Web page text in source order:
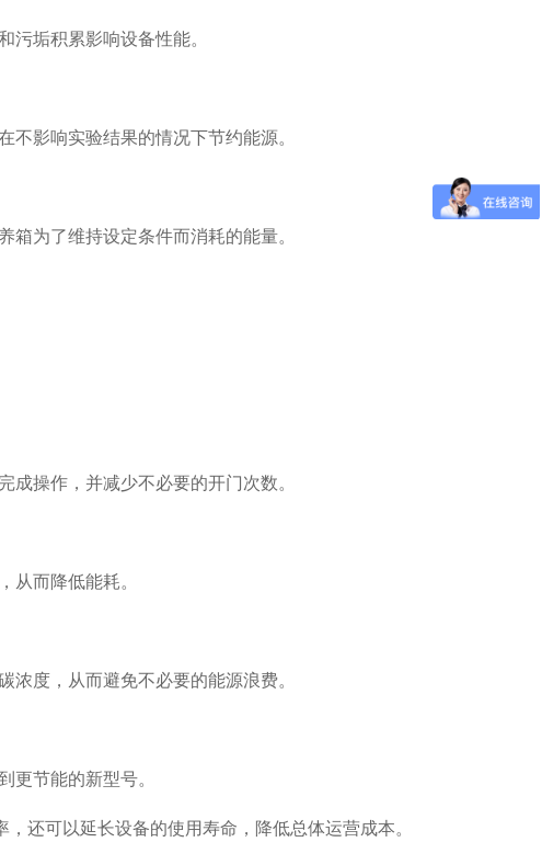
垢积累影响设备性能。
影响实验结果的情况下节约能源。
为了维持设定条件而消耗的能量。
操作，并减少不必要的开门次数。
而降低能耗。
度，从而避免不必要的能源浪费。
节能的新型号。
，还可以延长设备的使用寿命，降低总体运营成本。